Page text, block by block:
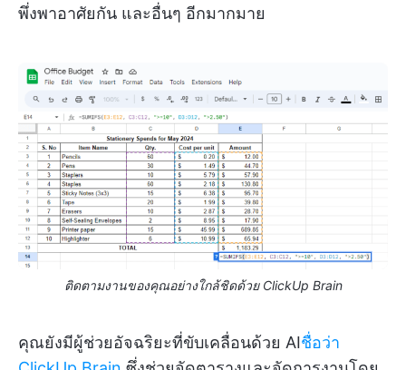
พึ่งพาอาศัยกัน และอื่นๆ อีกมากมาย
ติดตามงานของคุณอย่างใกล้ชิดด้วย ClickUp Brain
คุณยังมีผู้ช่วยอัจฉริยะที่ขับเคลื่อนด้วย AIชื่อว่า